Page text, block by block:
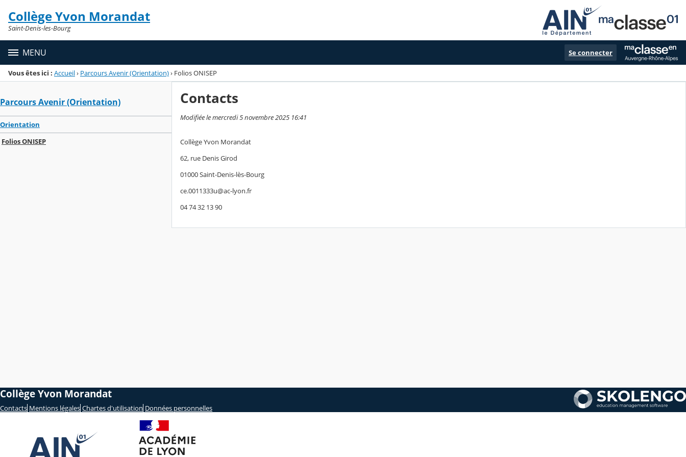
Menu de la rubrique
Contenu
Collège Yvon Morandat
Saint-Denis-les-Bourg
MENU Se connecter
Vous êtes ici : Accueil› Parcours Avenir (Orientation)› Folios ONISEP
Parcours Avenir (Orientation)
Orientation
Folios ONISEP
Contacts
Modifiée le mercredi 5 novembre 2025 16:41
Collège Yvon Morandat
62, rue Denis Girod
01000 Saint-Denis-lès-Bourg
ce.0011333u@ac-lyon.fr
04 74 32 13 90
Collège Yvon Morandat
Contacts Mentions légales Chartes d'utilisation Données personnelles